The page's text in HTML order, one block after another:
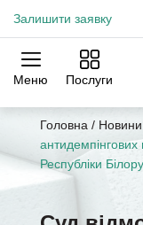
Залишити заявку
Меню Послуги
Практики
Головна / Новини
антидемпінгових
Республіки